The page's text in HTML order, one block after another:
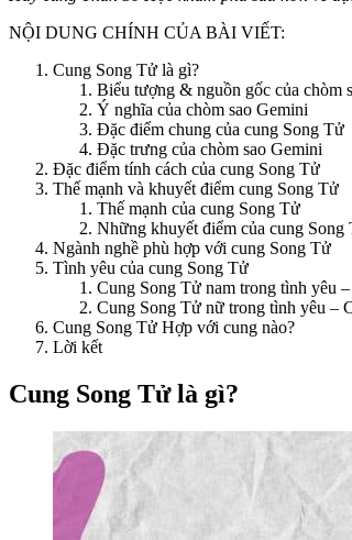
NỘI DUNG CHÍNH CỦA BÀI VIẾT:
Cung Song Tử là gì?
Biểu tượng & nguồn gốc của chòm
Ý nghĩa của chòm sao Gemini
Đặc điểm chung của cung Song Tử
Đặc trưng của chòm sao Gemini
Đặc điểm tính cách của cung Song Tử
Thế mạnh và khuyết điểm cung Song Tử
Thế mạnh của cung Song Tử
Những khuyết điểm của cung Song
Ngành nghề phù hợp với cung Song Tử
Tình yêu của cung Song Tử
Cung Song Tử nam trong tình yêu
Cung Song Tử nữ trong tình yêu –
Cung Song Tử Hợp với cung nào?
Lời kết
Cung Song Tử là gì?